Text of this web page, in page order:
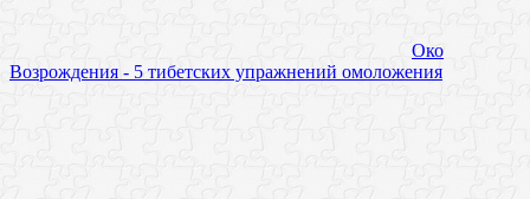
Око
Возрождения - 5 тибетских упражнений омоложения